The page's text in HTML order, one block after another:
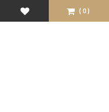
(0)